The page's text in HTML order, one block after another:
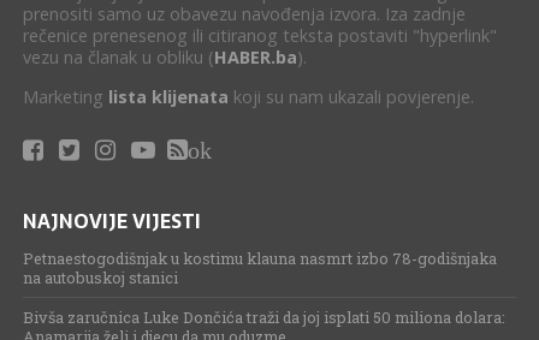
prenositi samo uz obavezu navođenja izvora. Iza zadnje
rečenice prenesenog ili citiranog teksta postaviti "hyperlink"
vezu na članak u obliku (HABER.ba).
Marketing lista klijenata koji su nam ukazali povjerenje.
ok
NAJNOVIJE VIJESTI
Petnaestogodišnjak u kostimu klauna nasmrt izbo 78-godišnjaka
na autobuskoj stanici
Bivša zaručnica Luke Dončića traži da joj isplati 50 miliona dolara:
Anamarija želi i djecu da mu oduzme